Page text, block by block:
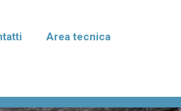
Area tecnica
Più Taglio Termico